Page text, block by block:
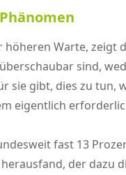
Warte,
sind,
sie gibt, dies zu
eigentlich
fast 13
der